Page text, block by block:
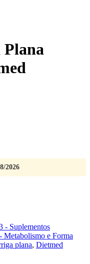
2026
- Suplementos
Metabolismo e Forma
plana, Dietmed